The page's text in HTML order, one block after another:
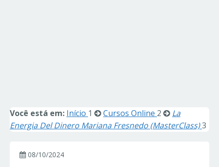
Você está em: Início 1 Cursos Online 2
La
Energia Del Dinero Mariana Fresnedo (MasterClass)3
08/10/2024